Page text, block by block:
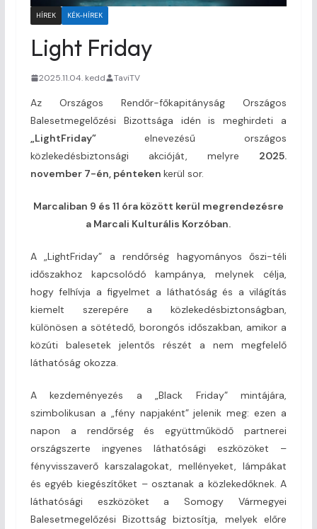
HÍREK KÉK-HÍREK
Light Friday
2025.11.04. kedd TaviTV
Az Országos Rendőr-főkapitányság Országos
Balesetmegelőzési Bizottsága idén is meghirdeti a
„LightFriday” elnevezésű országos
közlekedésbiztonsági akcióját, melyre 2025.
november 7-én, pénteken kerül sor.
Marcaliban 9 és 11 óra között kerül megrendezésre
a Marcali Kulturális Korzóban.
A „LightFriday” a rendőrség hagyományos őszi-téli
időszakhoz kapcsolódó kampánya, melynek célja,
hogy felhívja a figyelmet a láthatóság és a világítás
kiemelt szerepére a közlekedésbiztonságban,
különösen a sötétedő, borongós időszakban, amikor a
közúti balesetek jelentős részét a nem megfelelő
láthatóság okozza.
A kezdeményezés a „Black Friday” mintájára,
szimbolikusan a „fény napjaként” jelenik meg: ezen a
napon a rendőrség és együttműködő partnerei
országszerte ingyenes láthatósági eszközöket –
fényvisszaverő karszalagokat, mellényeket, lámpákat
és egyéb kiegészítőket – osztanak a közlekedőknek. A
láthatósági eszközöket a Somogy Vármegyei
Balesetmegelőzési Bizottság biztosítja, melyek előre